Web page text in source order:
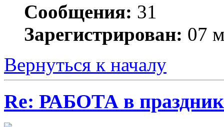
Сообщения: 31
Зарегистрирован: 07
Вернуться к началу
Re: РАБОТА в